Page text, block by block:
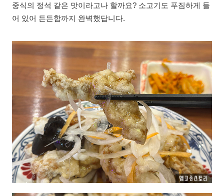
중식의 정석 같은 맛이라고나 할까요? 소고기도 푸짐하게 들
어 있어 든든함까지 완벽했답니다.